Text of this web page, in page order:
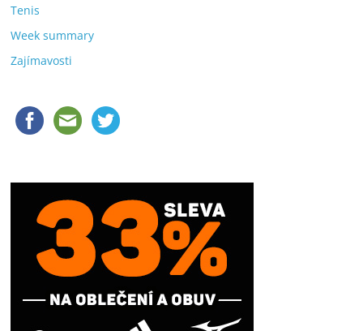
Tenis
Week summary
Zajímavosti